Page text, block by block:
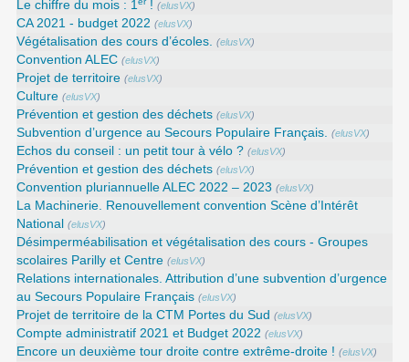
Le chiffre du mois : 1 ! (elusVX)
CA 2021 - budget 2022 (elusVX)
Végétalisation des cours d’écoles. (elusVX)
Convention ALEC (elusVX)
Projet de territoire (elusVX)
Culture (elusVX)
Prévention et gestion des déchets (elusVX)
Subvention d’urgence au Secours Populaire Français. (elusVX)
Echos du conseil : un petit tour à vélo ? (elusVX)
Prévention et gestion des déchets (elusVX)
Convention pluriannuelle ALEC 2022 – 2023 (elusVX)
La Machinerie. Renouvellement convention Scène d’Intérêt
National
(elusVX)
Désimperméabilisation et végétalisation des cours - Groupes
scolaires Parilly et Centre (elusVX)
Relations internationales. Attribution d’une subvention d’urgence
au Secours Populaire Français (elusVX)
Projet de territoire de la CTM Portes du Sud (elusVX)
Compte administratif 2021 et Budget 2022 (elusVX)
Encore un deuxième tour droite contre extrême-droite ! (elusVX)